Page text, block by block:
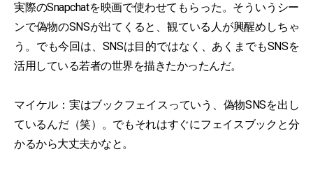
実際のSnapchatを映画で使わせてもらった。そういうシー
ンで偽物のSNSが出てくると、観ている人が興醒めしちゃ
う。でも今回は、SNSは目的ではなく、あくまでもSNSを
活用している若者の世界を描きたかったんだ。
マイケル：実はブックフェイスっていう、偽物SNSを出し
ているんだ（笑）。でもそれはすぐにフェイスブックと分
かるから大丈夫かなと。